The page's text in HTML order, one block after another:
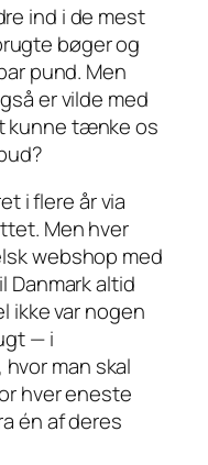
ind i de mest
bøger og
pund. Men
er vilde med
kunne tænke os
i flere år via
Men hver
webshop med
Danmark altid
ikke var nogen
— i
man skal
hver eneste
én af deres